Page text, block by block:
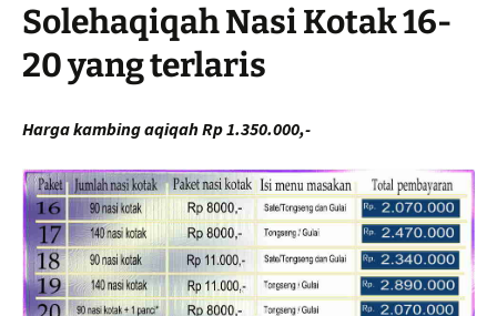
Solehaqiqah Nasi Kotak 16-
20 yang terlaris
Harga kambing aqiqah Rp 1.350.000,-